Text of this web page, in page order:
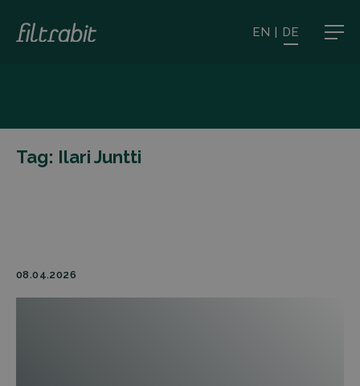
EN | DE
Tag: Ilari Juntti
08.04.2026